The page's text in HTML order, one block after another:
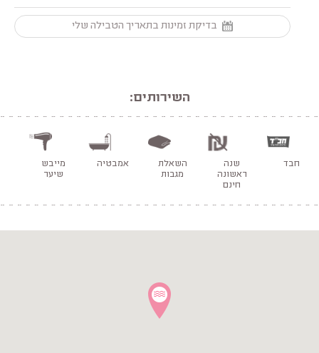
בדיקת זמינות בתאריך הטבילה שלי
השירותים:
חבד
שנה
ראשונה
חינם
השאלת
מגבות
אמבטיה
מייבש
שיער